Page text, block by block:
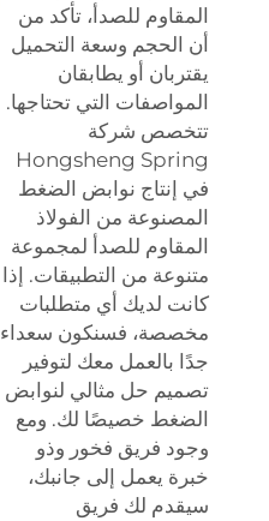
المقاوم للصدأ، تأكد من
أن الحجم وسعة التحميل
يقتربان أو يطابقان
المواصفات التي تحتاجها.
تتخصص شركة
Hongsheng Spring
في إنتاج نوابض الضغط
المصنوعة من الفولاذ
المقاوم للصدأ لمجموعة
متنوعة من التطبيقات. إذا
كانت لديك أي متطلبات
مخصصة، فسنكون سعداء
جدًا بالعمل معك لتوفير
تصميم حل مثالي لنوابض
الضغط خصيصًا لك. ومع
وجود فريق فخور وذو
خبرة يعمل إلى جانبك،
سيقدم لك فريق